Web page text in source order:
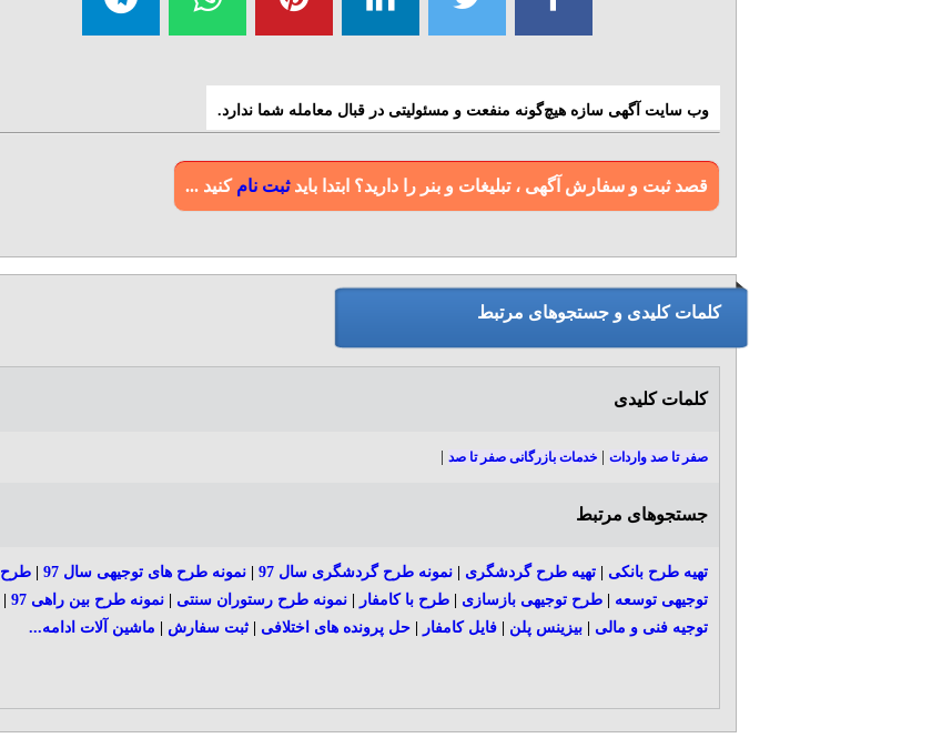
وب سایت آگهی سازه هیچ‌گونه منفعت و مسئولیتی در قبال معامله شما ندارد.
قصد ثبت و سفارش آگهی ، تبلیغات و بنر را دارید؟ ابتدا بایدثبت نام کنید ...
کلمات کلیدی و جستجوهای مرتبط
کلمات کلیدی
صفر تا صد واردات |خدمات بازرگانی صفر تا صد
جستجوهای مرتبط
تهیه طرح بانکی |تهیه طرح گردشگری |نمونه طرح گردشگری سال 97 |نمونه طرح های توجیهی سال 97 |طرح
توجیهی توسعه |طرح توجیهی بازسازی |طرح با کامفار |نمونه طرح رستوران سنتی |نمونه طرح بین راهی 97
توجیه فنی و مالی |بیزینس پلن |فایل کامفار |حل پرونده های اختلافی |ثبت سفارش ماشین آلات ادامه...